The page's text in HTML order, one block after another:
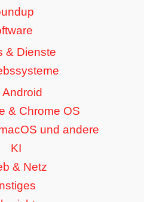
& Dienste
Android
& Chrome OS
und andere
KI
& Netz